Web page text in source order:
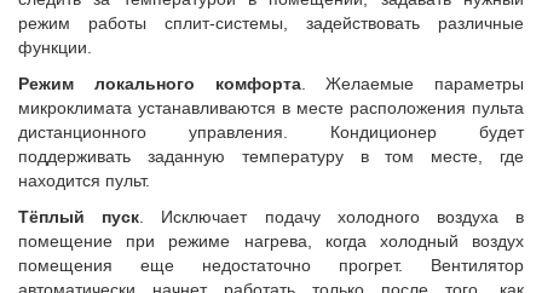
режим работы сплит-системы, задействовать различные
функции.
Режим локального комфорта. Желаемые параметры
микроклимата устанавливаются в месте расположения пульта
дистанционного управления. Кондиционер будет
поддерживать заданную температуру в том месте, где
находится пульт.
Тёплый пуск . Исключает подачу холодного воздуха в
помещение при режиме нагрева, когда холодный воздух
помещения еще недостаточно прогрет. Вентилятор